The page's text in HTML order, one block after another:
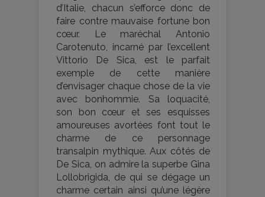
d’Italie, chacun s’efforce donc de
faire contre mauvaise fortune bon
cœur. Le maréchal Antonio
Carotenuto, incarné par l’excellent
Vittorio De Sica, est le parfait
exemple de cette manière
d’envisager chaque chose de la vie
avec bonhommie. Sa loquacité,
son bon cœur et ses esquisses
amoureuses avortées font tout le
charme de ce personnage
transalpin mythique. Aux côtés de
De Sica, on admire la superbe Gina
Lollobrigida, de qui se dégage un
charme certain ainsi qu’une légère